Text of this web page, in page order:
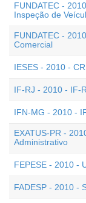
FUNDATEC -
Inspeção de
FUNDATEC -
Comercial
IESES - 2010 -
IF-RJ - 2010 - IF-
IFN-MG - 2010 -
EXATUS-PR -
Administrativo
FEPESE - 2010 -
FADESP - 2010 -